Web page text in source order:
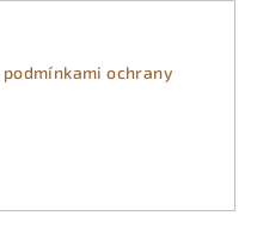
podmínkami ochrany